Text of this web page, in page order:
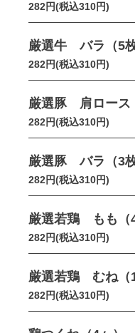
282円(税込310円)
厳選牛 バラ（5枚
282円(税込310円)
厳選豚 肩ロース
282円(税込310円)
厳選豚 バラ（3枚
282円(税込310円)
厳選若鶏 もも（4
282円(税込310円)
厳選若鶏 むね（
282円(税込310円)